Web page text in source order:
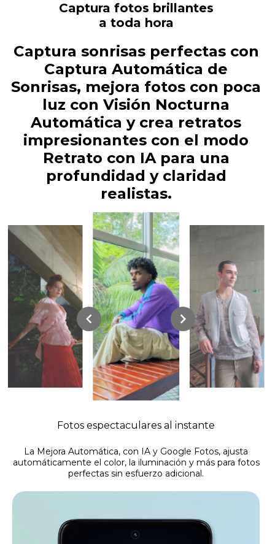
Captura fotos brillantes
a toda hora
Captura sonrisas perfectas con
Captura Automática de
Sonrisas, mejora fotos con poca
luz con Visión Nocturna
Automática y crea retratos
impresionantes con el modo
Retrato con IA para una
profundidad y claridad
realistas.
Fotos espectaculares al instante
La Mejora Automática, con IA y Google Fotos, ajusta
automáticamente el color, la iluminación y más para fotos
perfectas sin esfuerzo adicional.